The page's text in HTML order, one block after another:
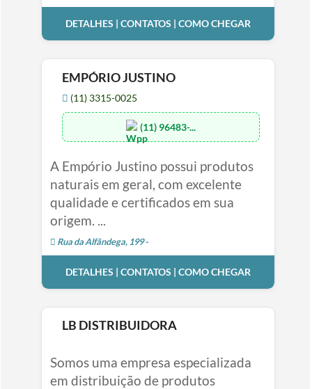
DETALHES | CONTATOS | COMO CHEGAR
EMPÓRIO JUSTINO
(11) 3315-0025
(11) 96483-...
A Empório Justino possui produtos
naturais em geral, com excelente
qualidade e certificados em sua
origem. ...
Rua da Alfândega, 199 -
DETALHES | CONTATOS | COMO CHEGAR
LB DISTRIBUIDORA
Somos uma empresa especializada
em distribuição de produtos